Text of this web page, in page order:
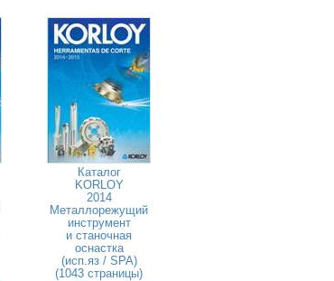
Каталог
KORLOY
2014
Металлорежущий
инструмент
и станочная
оснастка
(исп.яз / SPA)
(1043 страницы)